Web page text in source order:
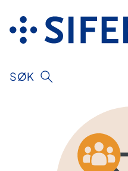
innhold
SØK